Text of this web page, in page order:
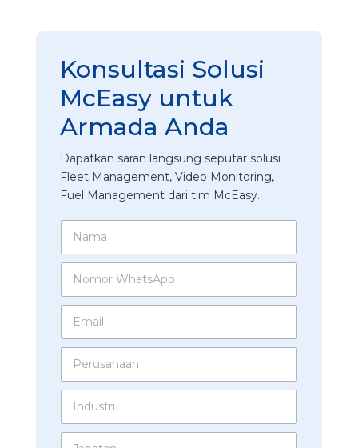
Konsultasi Solusi
McEasy untuk
Armada Anda
Dapatkan saran langsung seputar solusi
Fleet Management, Video Monitoring,
Fuel Management dari tim McEasy.
N
m
N
m
W
t
A
p
E
a
*
P
r
a
I
d
F
J